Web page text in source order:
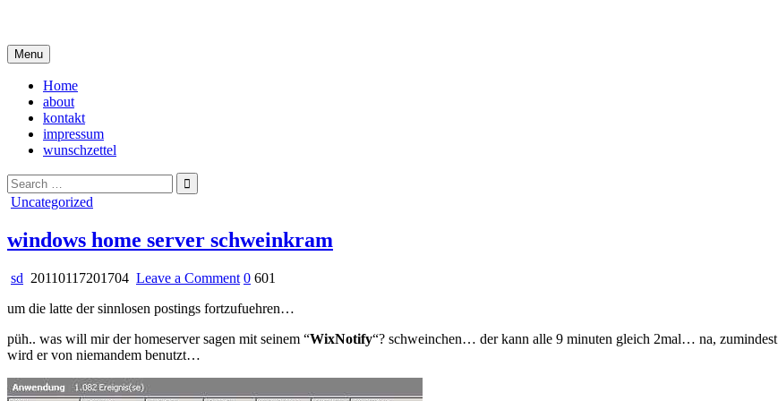
content
Menu
Home
about
kontakt
impressum
wunschzettel
Search
for:
Posted
Uncategorized
windows home server schweinkram
sd 20110117201704 Leave a Commenton
home
schweinkram
0 601
um die latte der sinnlosen postings fortzufuehren…
püh.. was will mir der homeserver sagen mit seinem “WixNotify“? schweinchen… der kann alle 9 minuten gleich 2mal… na, zumindest
wird er von niemandem benutzt…